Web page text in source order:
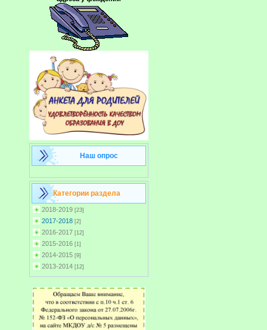
Наш опрос
Категории раздела
2018-2019 [23]
2017-2018 [2]
2016-2017 [12]
2015-2016 [1]
2014-2015 [9]
2013-2014 [12]